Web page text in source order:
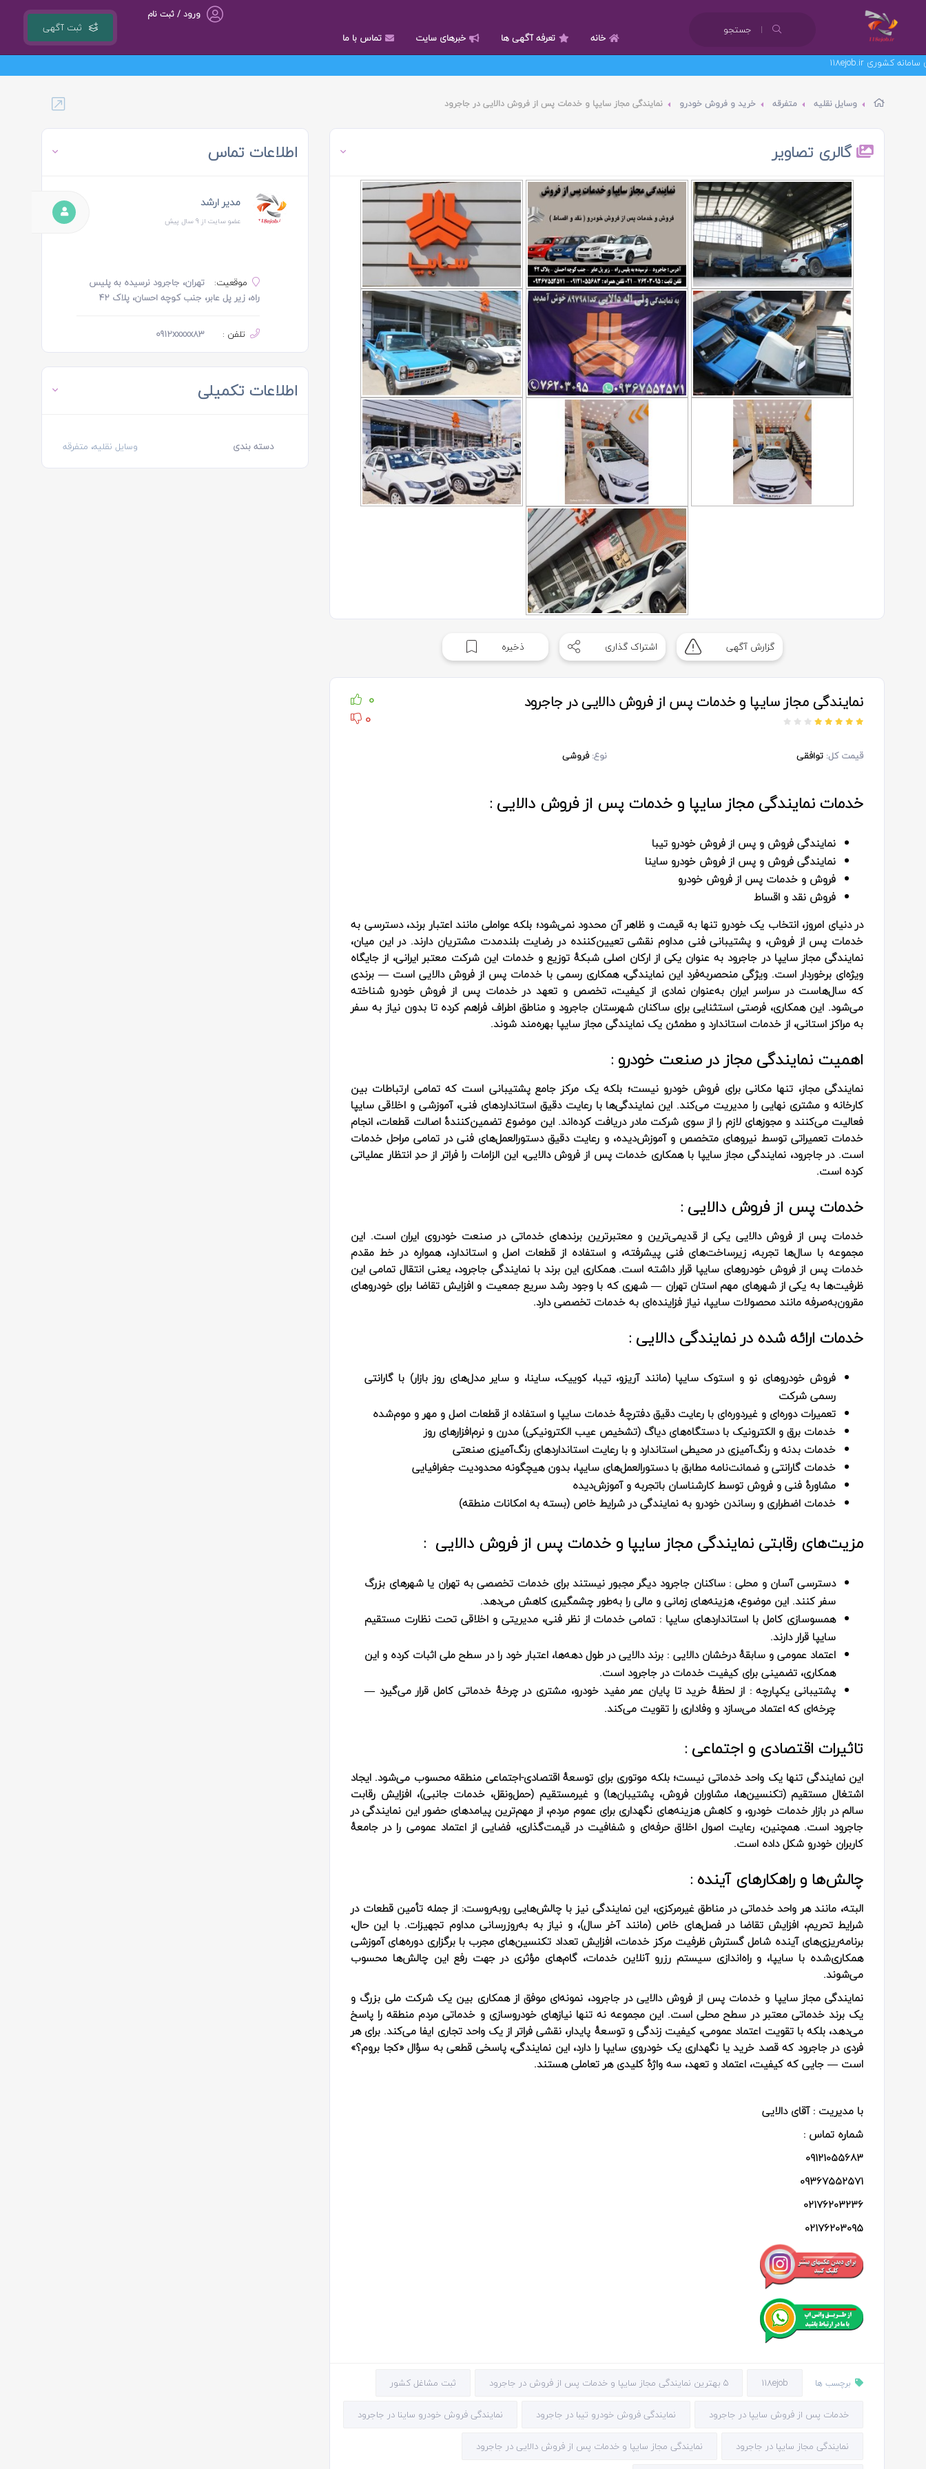
جستجو ثبت آگهی
ورود / ثبت نام
خانه تعرفه آگهی ها خبرهای سایت
تماس با ما
وسایل نقلیه متفرقه خرید و فروش خودرو نمایندگی مجاز سایپا و خدمات پس از فروش دالایی در جاجرود
گالری تصاویر
گزارش آگهی اشتراک گذاری ذخیره
نمایندگی مجاز سایپا و خدمات پس از فروش دالایی در جاجرود
0
0
قیمت کل: توافقی نوع:فروشی
خدمات نمایندگی مجاز سایپا و خدمات پس از فروش دالایی :
نمایندگی فروش و پس از فروش خودرو تیبا
نمایندگی فروش و پس از فروش خودرو ساینا
فروش و خدمات پس از فروش خودرو
فروش نقد و اقساط
در دنیای امروز، انتخاب یک خودرو تنها به قیمت و ظاهر آن محدود نمی‌شود؛ بلکه عواملی مانند اعتبار برند، دسترسی به
خدمات پس از فروش، و پشتیبانی فنی مداوم نقشی تعیین‌کننده در رضایت بلندمدت مشتریان دارند. در این میان،
نمایندگی مجاز سایپا در جاجرود به عنوان یکی از ارکان اصلی شبکهٔ توزیع و خدمات این شرکت معتبر ایرانی، از جایگاه
ویژه‌ای برخوردار است. ویژگی منحصربه‌فرد این نمایندگی، همکاری رسمی با خدمات پس از فروش دالایی است — برندی
که سال‌هاست در سراسر ایران به‌عنوان نمادی از کیفیت، تخصص و تعهد در خدمات پس از فروش خودرو شناخته
می‌شود. این همکاری، فرصتی استثنایی برای ساکنان شهرستان جاجرود و مناطق اطراف فراهم کرده تا بدون نیاز به سفر
به مراکز استانی، از خدمات استاندارد و مطمئن یک نمایندگی مجاز سایپا بهره‌مند شوند.
اهمیت نمایندگی مجاز در صنعت خودرو :
نمایندگی مجاز، تنها مکانی برای فروش خودرو نیست؛ بلکه یک مرکز جامع پشتیبانی است که تمامی ارتباطات بین
کارخانه و مشتری نهایی را مدیریت می‌کند. این نمایندگی‌ها با رعایت دقیق استانداردهای فنی، آموزشی و اخلاقی سایپا
فعالیت می‌کنند و مجوزهای لازم را از سوی شرکت مادر دریافت کرده‌اند. این موضوع تضمین‌کنندهٔ اصالت قطعات، انجام
خدمات تعمیراتی توسط نیروهای متخصص و آموزش‌دیده، و رعایت دقیق دستورالعمل‌های فنی در تمامی مراحل خدمات
است. در جاجرود، نمایندگی مجاز سایپا با همکاری خدمات پس از فروش دالایی، این الزامات را فراتر از حدِ انتظار عملیاتی
کرده است.
خدمات پس از فروش دالایی :
خدمات پس از فروش دالایی یکی از قدیمی‌ترین و معتبرترین برندهای خدماتی در صنعت خودروی ایران است. این
مجموعه با سال‌ها تجربه، زیرساخت‌های فنی پیشرفته، و استفاده از قطعات اصل و استاندارد، همواره در خط مقدم
خدمات پس از فروش خودروهای سایپا قرار داشته است. همکاری این برند با نمایندگی جاجرود، یعنی انتقال تمامی این
ظرفیت‌ها به یکی از شهرهای مهم استان تهران — شهری که با وجود رشد سریع جمعیت و افزایش تقاضا برای خودروهای
مقرون‌به‌صرفه مانند محصولات سایپا، نیاز فزاینده‌ای به خدمات تخصصی دارد.
خدمات ارائه‌ شده در نمایندگی دالایی :
فروش خودروهای نو و استوک سایپا (مانند آریزو، تیبا، کوییک، ساینا، و سایر مدل‌های روز بازار) با گارانتی
رسمی شرکت
تعمیرات دوره‌ای و غیردوره‌ای با رعایت دقیق دفترچهٔ خدمات سایپا و استفاده از قطعات اصل و مهر و موم‌شده
خدمات برق و الکترونیک با دستگاه‌های دیاگ (تشخیص عیب الکترونیکی) مدرن و نرم‌افزارهای روز
خدمات بدنه و رنگ‌آمیزی در محیطی استاندارد و با رعایت استانداردهای رنگ‌آمیزی صنعتی
خدمات گارانتی و ضمانت‌نامه مطابق با دستورالعمل‌های سایپا، بدون هیچگونه محدودیت جغرافیایی
مشاورهٔ فنی و فروش توسط کارشناسان باتجربه و آموزش‌دیده
خدمات اضطراری و رساندن خودرو به نمایندگی در شرایط خاص (بسته به امکانات منطقه)
مزیت‌های رقابتی نمایندگی مجاز سایپا و خدمات پس از فروش دالایی :
دسترسی آسان و محلی: ساکنان جاجرود دیگر مجبور نیستند برای خدمات تخصصی به تهران یا شهرهای بزرگ
سفر کنند. این موضوع، هزینه‌های زمانی و مالی را به‌طور چشمگیری کاهش می‌دهد.
همسوسازی کامل با استانداردهای سایپا : تمامی خدمات از نظر فنی، مدیریتی و اخلاقی تحت نظارت مستقیم
سایپا قرار دارند.
اعتماد عمومی و سابقهٔ درخشان دالایی : برند دالایی در طول دهه‌ها، اعتبار خود را در سطح ملی اثبات کرده و این
همکاری، تضمینی برای کیفیت خدمات در جاجرود است.
پشتیبانی یکپارچه: از لحظهٔ خرید تا پایان عمر مفید خودرو، مشتری در چرخهٔ خدماتی کامل قرار می‌گیرد —
چرخه‌ای که اعتماد می‌سازد و وفاداری را تقویت می‌کند.
تاثیرات اقتصادی و اجتماعی :
این نمایندگی تنها یک واحد خدماتی نیست؛ بلکه موتوری برای توسعهٔ اقتصادی-اجتماعی منطقه محسوب می‌شود. ایجاد
اشتغال مستقیم (تکنسین‌ها، مشاوران فروش، پشتیبان‌ها) و غیرمستقیم (حمل‌ونقل، خدمات جانبی)، افزایش رقابت
سالم در بازار خدمات خودرو، و کاهش هزینه‌های نگهداری برای عموم مردم، از مهم‌ترین پیامدهای حضور این نمایندگی در
جاجرود است. همچنین، رعایت اصول اخلاق حرفه‌ای و شفافیت در قیمت‌گذاری، فضایی از اعتماد عمومی را در جامعهٔ
کاربران خودرو شکل داده است.
چالش‌ها و راهکارهای آینده :
البته، مانند هر واحد خدماتی در مناطق غیرمرکزی، این نمایندگی نیز با چالش‌هایی روبه‌روست: از جمله تأمین قطعات در
شرایط تحریم، افزایش تقاضا در فصل‌های خاص (مانند آخر سال)، و نیاز به به‌روزرسانی مداوم تجهیزات. با این حال،
برنامه‌ریزی‌های آینده شامل گسترش ظرفیت مرکز خدمات، افزایش تعداد تکنسین‌های مجرب با برگزاری دوره‌های آموزشی
همکاری‌شده با سایپا، و راه‌اندازی سیستم رزرو آنلاین خدمات، گام‌های مؤثری در جهت رفع این چالش‌ها محسوب
می‌شوند.
نمایندگی مجاز سایپا و خدمات پس از فروش دالایی در جاجرود، نمونه‌ای موفق از همکاری بین یک شرکت ملی بزرگ و
یک برند خدماتی معتبر در سطح محلی است. این مجموعه نه تنها نیازهای خودروسازی و خدماتی مردم منطقه را پاسخ
می‌دهد، بلکه با تقویت اعتماد عمومی، کیفیت زندگی و توسعهٔ پایدار، نقشی فراتر از یک واحد تجاری ایفا می‌کند. برای هر
فردی در جاجرود که قصد خرید یا نگهداری یک خودروی سایپا را دارد، این نمایندگی، پاسخی قطعی به سؤال «کجا بروم؟»
است — جایی که کیفیت، اعتماد و تعهد، سه واژهٔ کلیدی هر تعاملی هستند.
با مدیریت : آقای دالایی
شماره تماس :
09121055683
09367552571
02176203236
02176203095
برچسب ها 118ejob 5 بهترین نمایندگی مجاز سایپا و خدمات پس از فروش در جاجرود ثبت مشاغل کشور
خدمات پس از فروش سایپا در جاجرود نمایندگی فروش خودرو تیبا در جاجرود نمایندگی فروش خودرو ساینا در جاجرود
نمایندگی مجاز سایپا در جاجرود نمایندگی مجاز سایپا و خدمات پس از فروش دالایی در جاجرود
اطلاعات تماس
مدیر ارشد
عضو سایت از 9 سال پیش
موقعیت:
تهران، جاجرود نرسیده به پلیس
راه، زیر پل عابر، جنب کوچه احسان، پلاک ۴۲
تلفن : 0912xxxxx83
اطلاعات تکمیلی
دسته بندی وسایل نقلیه، متفرقه